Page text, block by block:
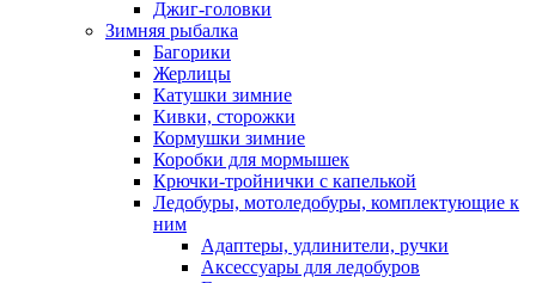
Джиг-головки
Зимняя рыбалка
Багорики
Жерлицы
Катушки зимние
Кивки, сторожки
Кормушки зимние
Коробки для мормышек
Крючки-тройнички с капелькой
Ледобуры, мотоледобуры, комплектующие к
ним
Адаптеры, удлинители, ручки
Аксессуары для ледобуров